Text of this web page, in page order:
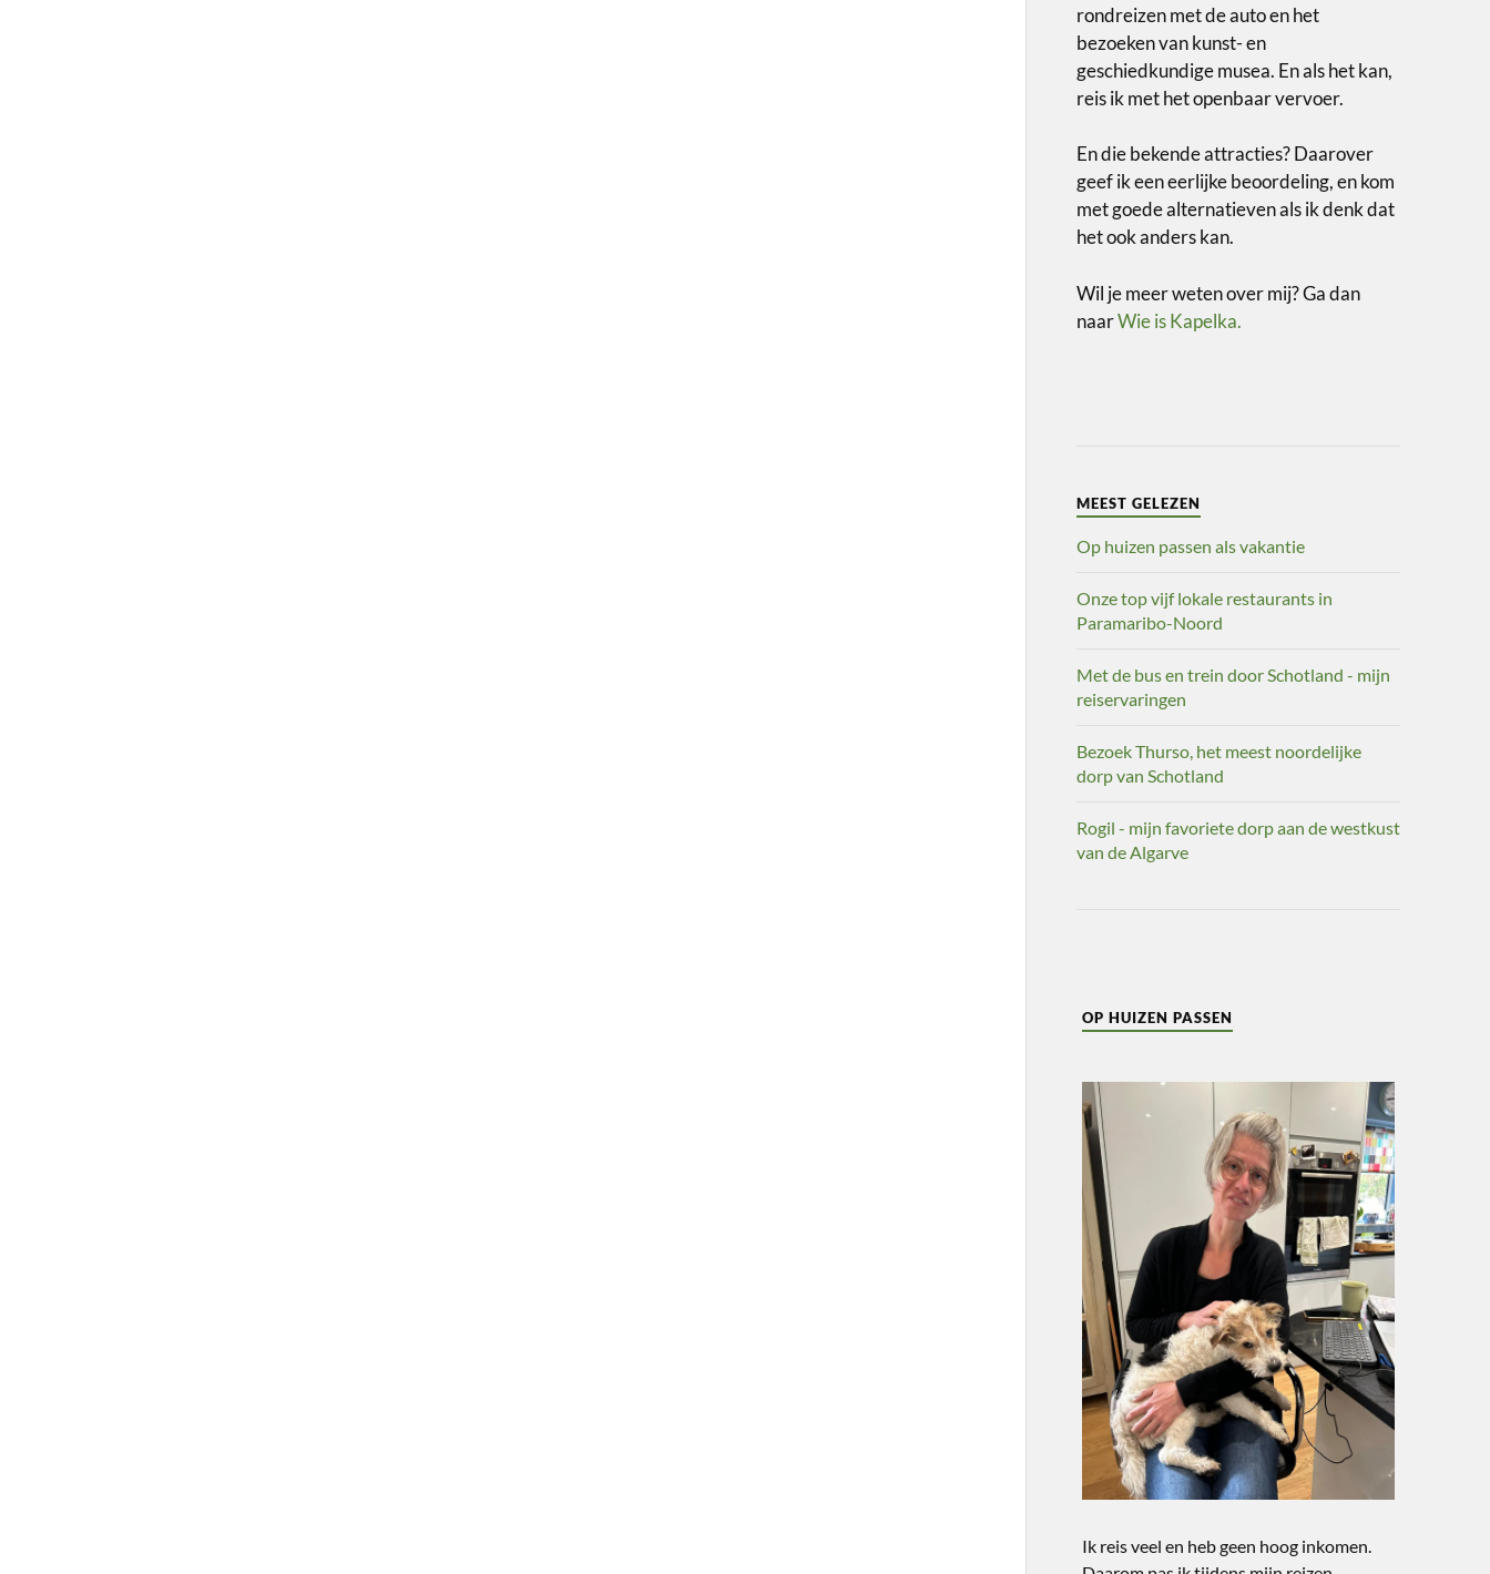
rondreizen met de auto en het
bezoeken van kunst- en
geschiedkundige musea. En als het kan,
reis ik met het openbaar vervoer.
En die bekende attracties? Daarover
geef ik een eerlijke beoordeling, en kom
met goede alternatieven als ik denk dat
het ook anders kan.
Wil je meer weten over mij? Ga dan
naarWie is Kapelka.
MEEST GELEZEN
Op huizen passen als vakantie
Onze top vijf lokale restaurants in
Paramaribo-Noord
Met de bus en trein door Schotland - mijn
reiservaringen
Bezoek Thurso, het meest noordelijke
dorp van Schotland
Rogil - mijn favoriete dorp aan de westkust
van de Algarve
OP HUIZEN PASSEN
Ik reis veel en heb geen hoog inkomen.